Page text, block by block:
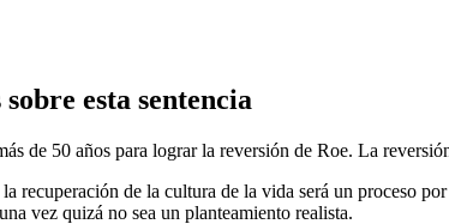
esta sentencia
de 50 años para lograr la reversión de Roe. La
recuperación de la cultura de la vida será un proceso
vez quizá no sea un planteamiento realista.